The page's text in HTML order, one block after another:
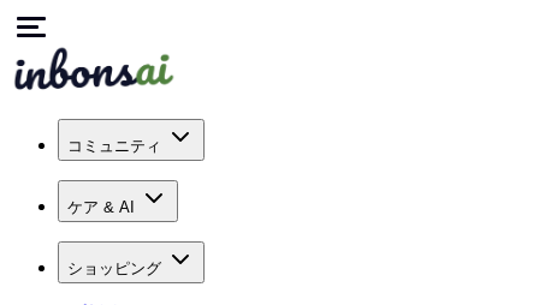
コミュニティ
ケア & AI
ショッピング